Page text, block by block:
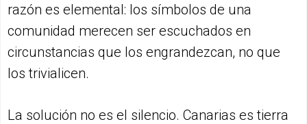
razón es elemental: los símbolos de una
comunidad merecen ser escuchados en
circunstancias que los engrandezcan, no que
los trivialicen.
La solución no es el silencio. Canarias es tierra